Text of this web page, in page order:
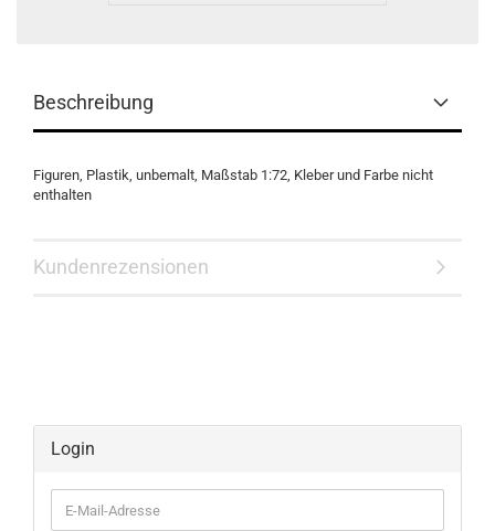
Beschreibung
Figuren, Plastik, unbemalt, Maßstab 1:72, Kleber und Farbe nicht
enthalten
Kundenrezensionen
Login
E-